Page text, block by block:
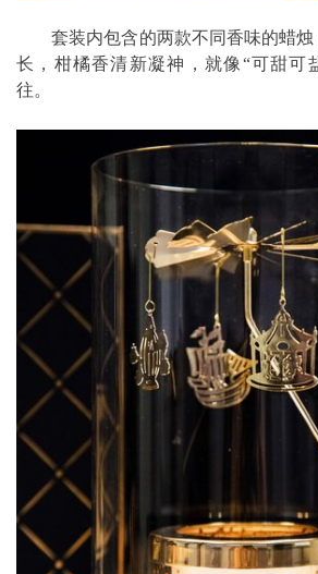
套装内包含的两款不同香味的蜡烛
长，柑橘香清新凝神，就像“可甜可
往。